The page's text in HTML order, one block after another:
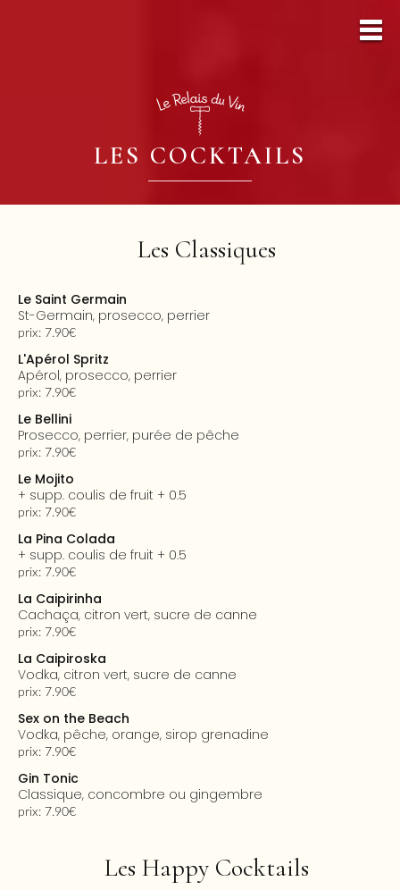
LES COCKTAILS
Les Classiques
Le Saint Germain
St-Germain, prosecco, perrier
prix: 7.90€
L'Apérol Spritz
Apérol, prosecco, perrier
prix: 7.90€
Le Bellini
Prosecco, perrier, purée de pêche
prix: 7.90€
Le Mojito
+ supp. coulis de fruit + 0.5
prix: 7.90€
La Pina Colada
+ supp. coulis de fruit + 0.5
prix: 7.90€
La Caipirinha
cachaça, citron vert, sucre de canne
prix: 7.90€
La Caipiroska
vodka, citron vert, sucre de canne
prix: 7.90€
Sex on the Beach
vodka, pêche, orange, sirop grenadine
prix: 7.90€
Gin Tonic
classique, concombre ou gingembre
prix: 7.90€
Les Happy Cocktails